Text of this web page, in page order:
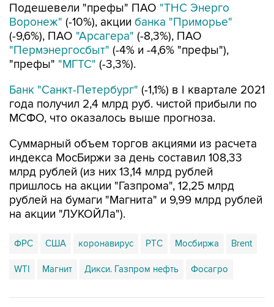
Подешевели "префы" ПАО "ТНС Энерго
Воронеж" (-10%), акции банка "Приморье"
(-9,6%), ПАО "Арсагера" (-8,3%), ПАО
"Пермэнергосбыт" (-4% и -4,6% "префы"),
"префы" "МГТС" (-3,3%).
Банк "Санкт-Петербург" (-1,1%) в I квартале 2021
года получил 2,4 млрд руб. чистой прибыли по
МСФО, что оказалось выше прогноза.
Суммарный объем торгов акциями из расчета
индекса МосБиржи за день составил 108,33
млрд рублей (из них 13,14 млрд рублей
пришлось на акции "Газпрома", 12,25 млрд
рублей на бумаги "Магнита" и 9,99 млрд рублей
на акции "ЛУКОЙЛа").
ФРС США коронавирус РТС Мосбиржа Brent
WTI Магнит Дикси. Газпром нефть Фосагро